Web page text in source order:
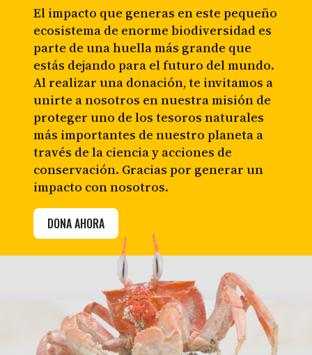
El impacto que generas en este pequeño
ecosistema de enorme biodiversidad es
parte de una huella más grande que
estás dejando para el futuro del mundo.
Al realizar una donación, te invitamos a
unirte a nosotros en nuestra misión de
proteger uno de los tesoros naturales
más importantes de nuestro planeta a
través de la ciencia y acciones de
conservación. Gracias por generar un
impacto con nosotros.
DONA AHORA